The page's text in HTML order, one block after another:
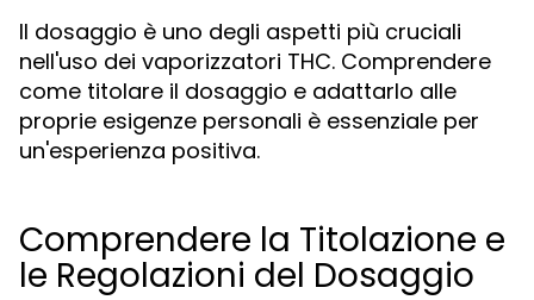
Il dosaggio è uno degli aspetti più cruciali
nell'uso dei vaporizzatori THC. Comprendere
come titolare il dosaggio e adattarlo alle
proprie esigenze personali è essenziale per
un'esperienza positiva.
Comprendere la Titolazione e
le Regolazioni del Dosaggio